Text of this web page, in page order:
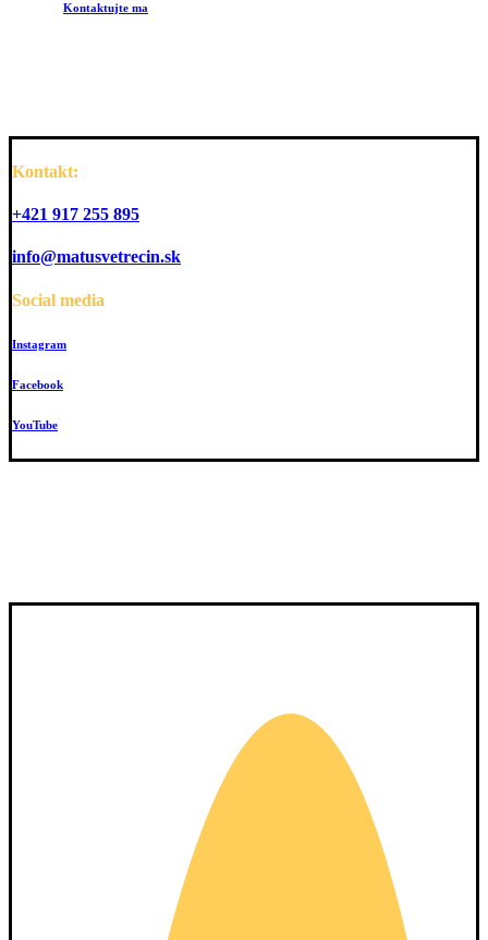
Kontaktujte ma
Kontakt:
+421 917 255 895
info@matusvetrecin.sk
Social media
Instagram
Facebook
YouTube